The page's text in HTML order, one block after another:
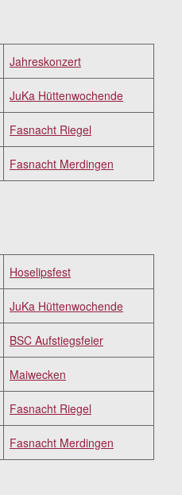
Jahreskonzert
JuKa Hüttenwochende
Fasnacht Riegel
Fasnacht Merdingen
Hoselipsfest
JuKa Hüttenwochende
BSC Aufstiegsfeier
Maiwecken
Fasnacht Riegel
Fasnacht Merdingen